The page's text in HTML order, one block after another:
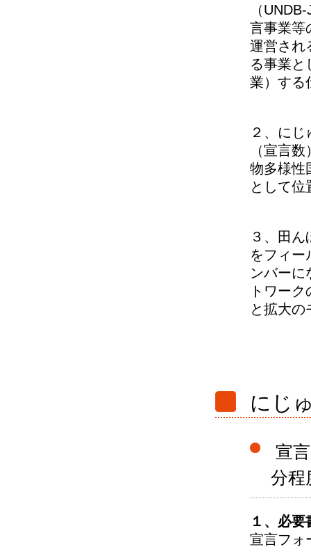
（
言事業等
運営され
る事業と
業）する
２、に
（宣言
物多様性
として位
３、田
をフィー
ンバーに
トワー
と拡大の
にじ
宣
分程
１、必
宣言フォ